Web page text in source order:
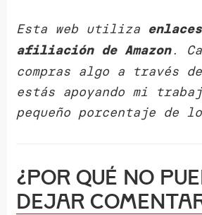
Esta web utiliza
afiliación de Amazon.
compras algo a través
estás apoyando mi
pequeño porcentaje de
¿Por qué NO
dejar